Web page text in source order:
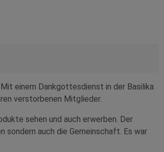
einem Dankgottesdienst in der Basilika
verstorbenen Mitglieder.
sehen und auch erwerben. Der
sondern auch die Gemeinschaft. Es war